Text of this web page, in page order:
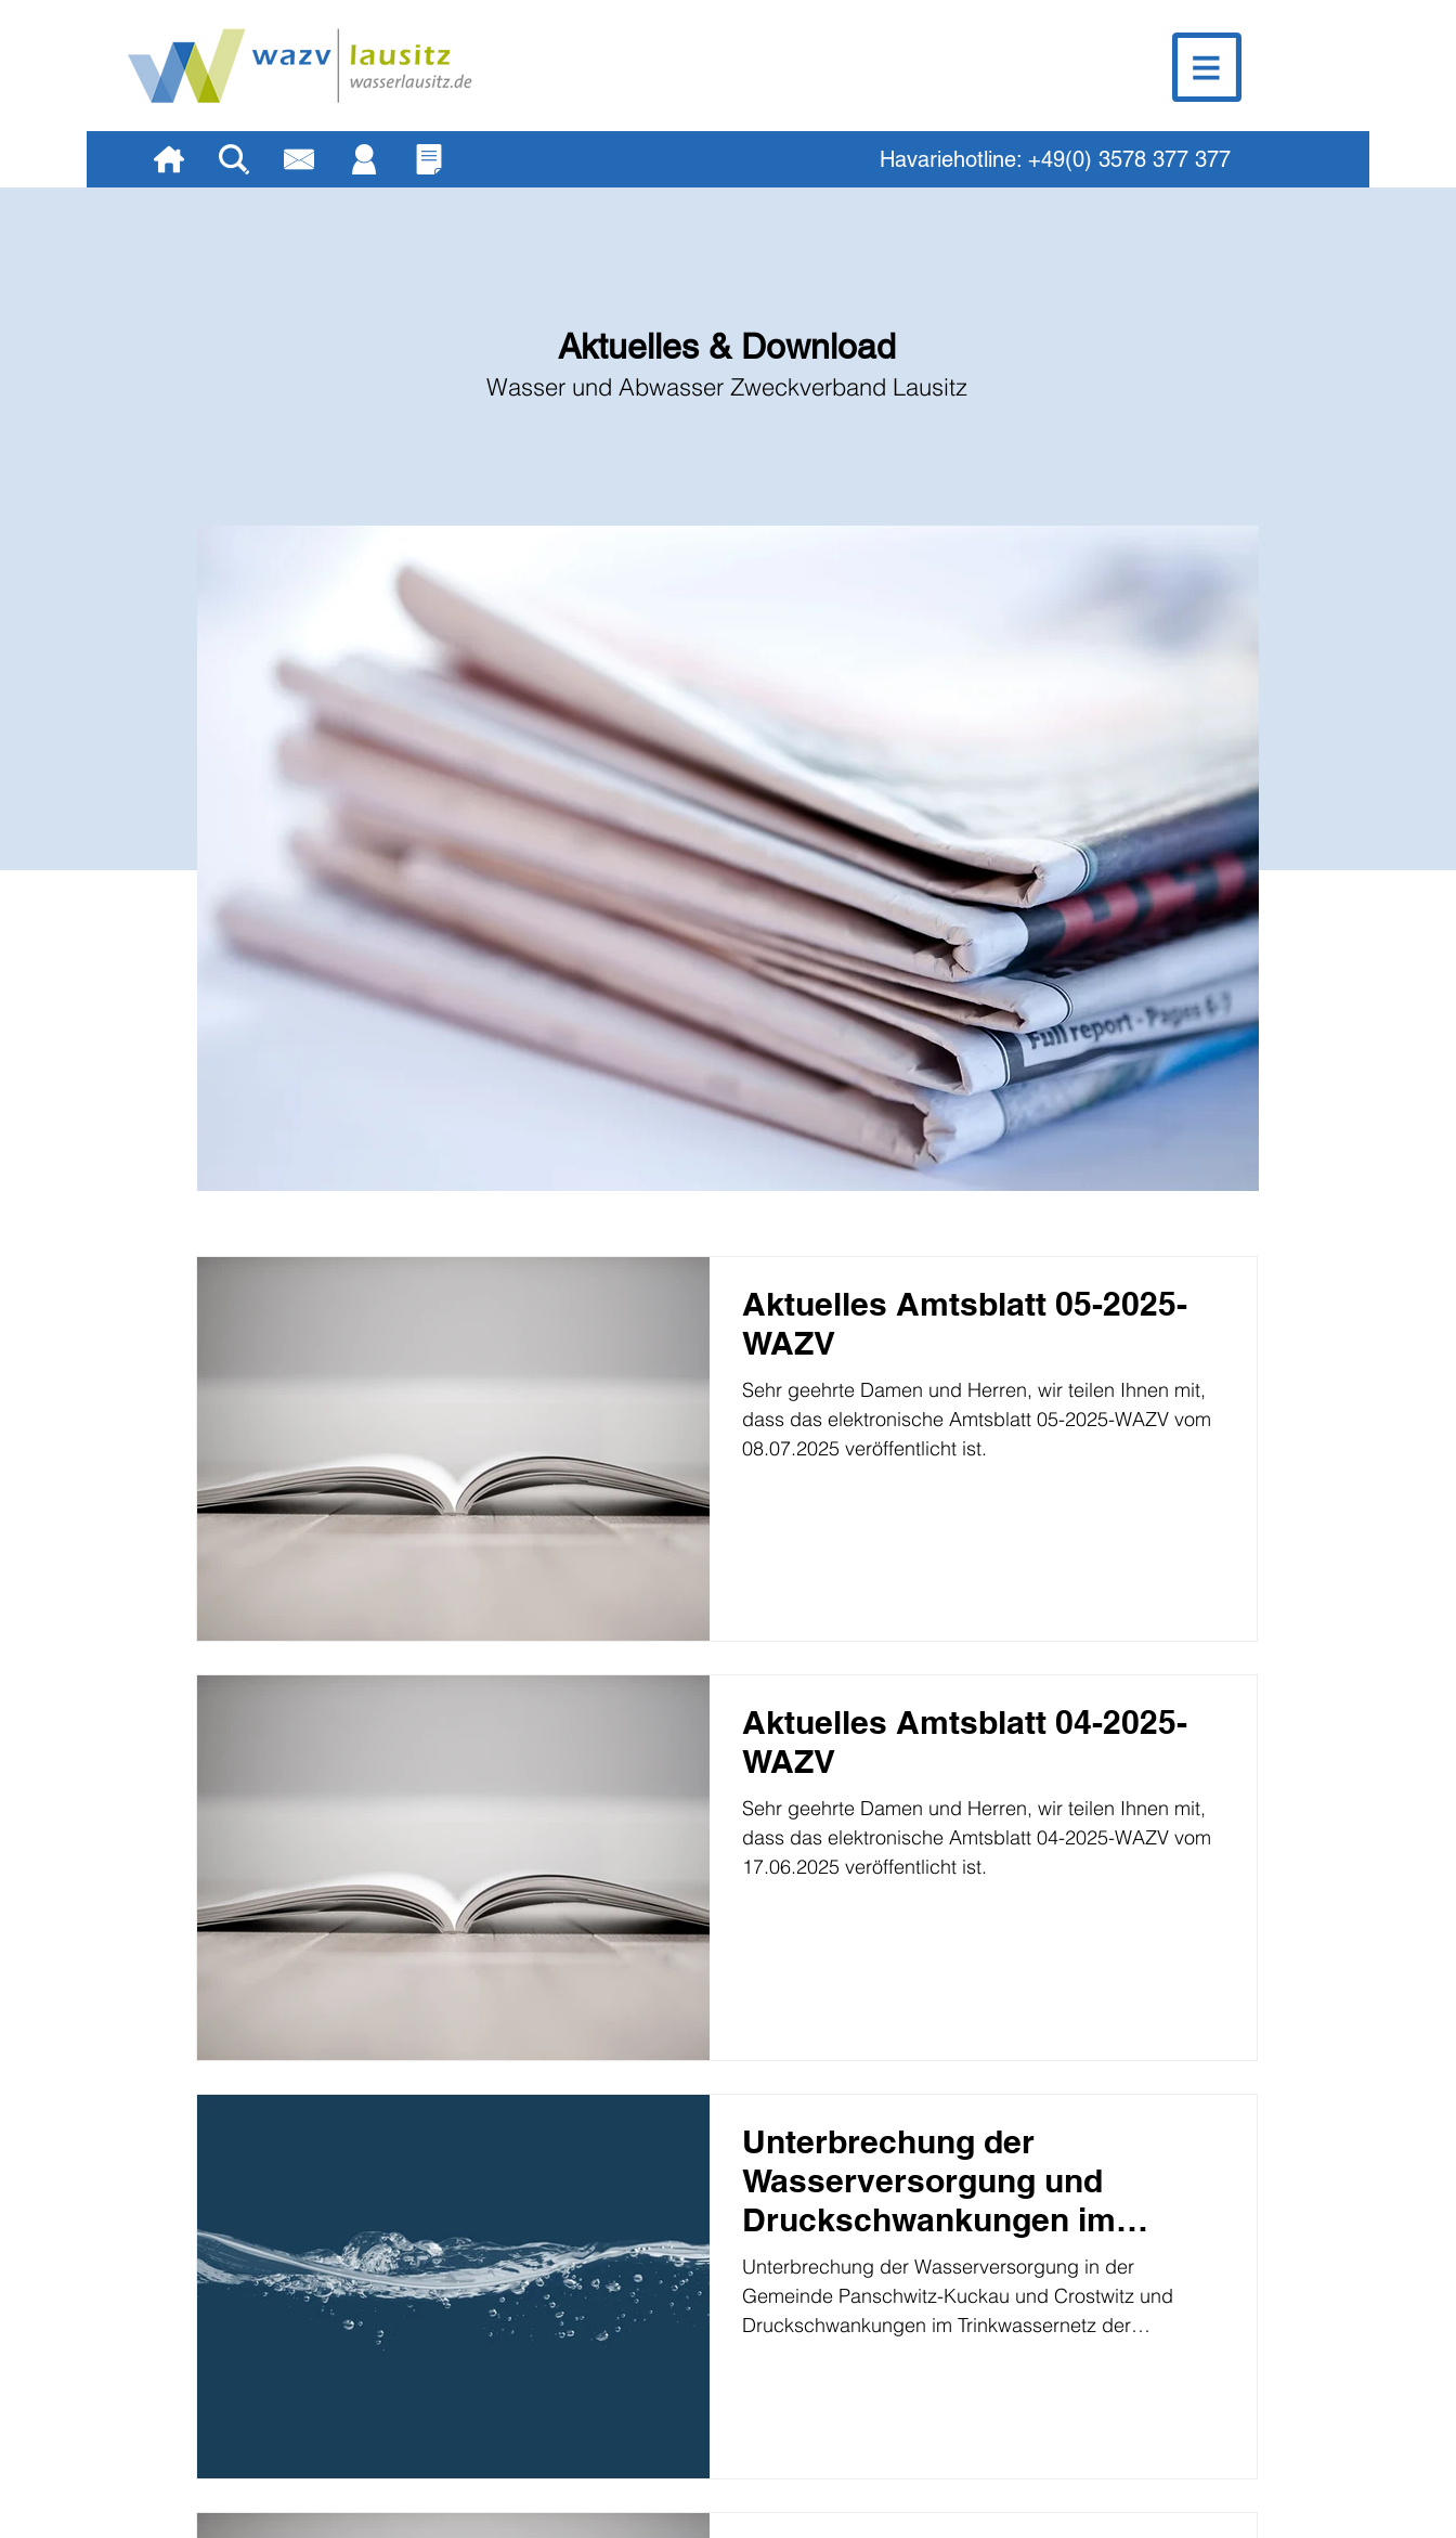
Havariehotline: +49(0) 3578 377 377
Aktuelles & Download
Wasser und Abwasser Zweckverband Lausitz
Aktuelles Amtsblatt 05-2025-
WAZV
Sehr geehrte Damen und Herren, wir teilen Ihnen mit,
dass das elektronische Amtsblatt 05-2025-WAZV vom
08.07.2025 veröffentlicht ist.
Aktuelles Amtsblatt 04-2025-
WAZV
Sehr geehrte Damen und Herren, wir teilen Ihnen mit,
dass das elektronische Amtsblatt 04-2025-WAZV vom
17.06.2025 veröffentlicht ist.
Unterbrechung der
Wasserversorgung und
Druckschwankungen im
Trinkwassernetz am 03.06. bis
05.06.2025
Unterbrechung der Wasserversorgung in der
Gemeinde Panschwitz-Kuckau und Crostwitz und
Druckschwankungen im Trinkwassernetz der